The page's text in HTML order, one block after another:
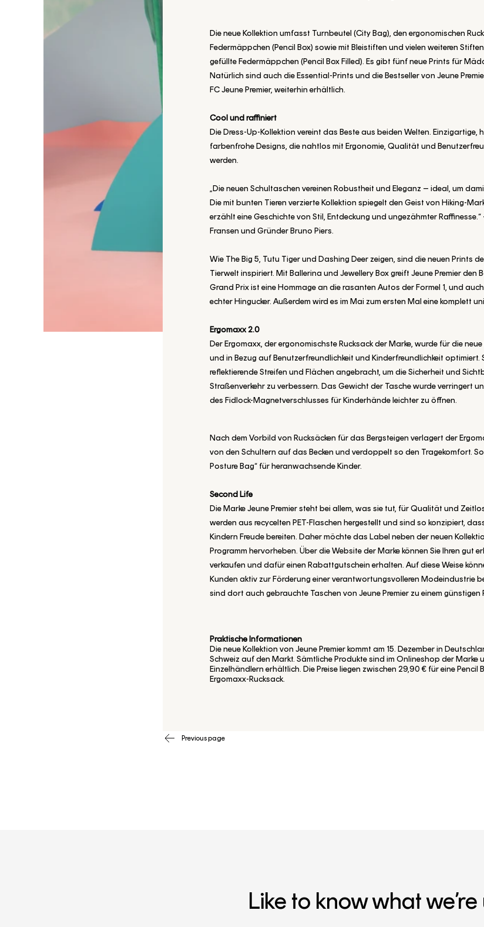
Die neue Kollektion umfasst Turnbeutel (City Bag), den ergonomischen
Federmäppchen (Pencil Box) sowie mit Bleistiften und vielen weiteren
gefüllte Federmäppchen (Pencil Box Filled). Es gibt fünf neue Prints für
Natürlich sind auch die Essential-Prints und die Bestseller von Jeune
FC Jeune Premier, weiterhin erhältlich.
Cool und raffiniert
Die Dress-Up-Kollektion vereint das Beste aus beiden Welten. Einzigartige,
farbenfrohe Designs, die nahtlos mit Ergonomie, Qualität und
werden.
„Die neuen Schultaschen vereinen Robustheit und Eleganz – ideal, um
Die mit bunten Tieren verzierte Kollektion spiegelt den Geist von Hiking-
erzählt eine Geschichte von Stil, Entdeckung und ungezähmter Raffinesse.“
Fransen und Gründer Bruno Piers.
Wie The Big 5, Tutu Tiger und Dashing Deer zeigen, sind die neuen Prints
Tierwelt inspiriert. Mit Ballerina und Jewellery Box greift Jeune Premier den
Grand Prix ist eine Hommage an die rasanten Autos der Formel 1, und
echter Hingucker. Außerdem wird es im Mai zum ersten Mal eine komplett
Ergomaxx 2.0
Der Ergomaxx, der ergonomischste Rucksack der Marke, wurde für die
und in Bezug auf Benutzerfreundlichkeit und Kinderfreundlichkeit optimiert.
reflektierende Streifen und Flächen angebracht, um die Sicherheit und
Straßenverkehr zu verbessern. Das Gewicht der Tasche wurde verringert
des Fidlock-Magnetverschlusses für Kinderhände leichter zu öffnen.
Nach dem Vorbild von Rucksäcken für das Bergsteigen verlagert der
von den Schultern auf das Becken und verdoppelt so den Tragekomfort.
Posture Bag“ für heranwachsende Kinder.
Second Life
Die Marke Jeune Premier steht bei allem, was sie tut, für Qualität und
werden aus recycelten PET-Flaschen hergestellt und sind so konzipiert,
Kindern Freude bereiten. Daher möchte das Label neben der neuen
Programm hervorheben. Über die Website der Marke können Sie Ihren gut
verkaufen und dafür einen Rabattgutschein erhalten. Auf diese Weise
Kunden aktiv zur Förderung einer verantwortungsvolleren Modeindustrie
sind dort auch gebrauchte Taschen von Jeune Premier zu einem günstigen
Praktische Informationen
Die neue Kollektion von Jeune Premier kommt am 15. Dezember in
Schweiz auf den Markt. Sämtliche Produkte sind im Onlineshop der Marke
Einzelhändlern erhältlich. Die Preise liegen zwischen 29,90 € für eine Pencil
Ergomaxx-Rucksack.
Previous page
Like to know what